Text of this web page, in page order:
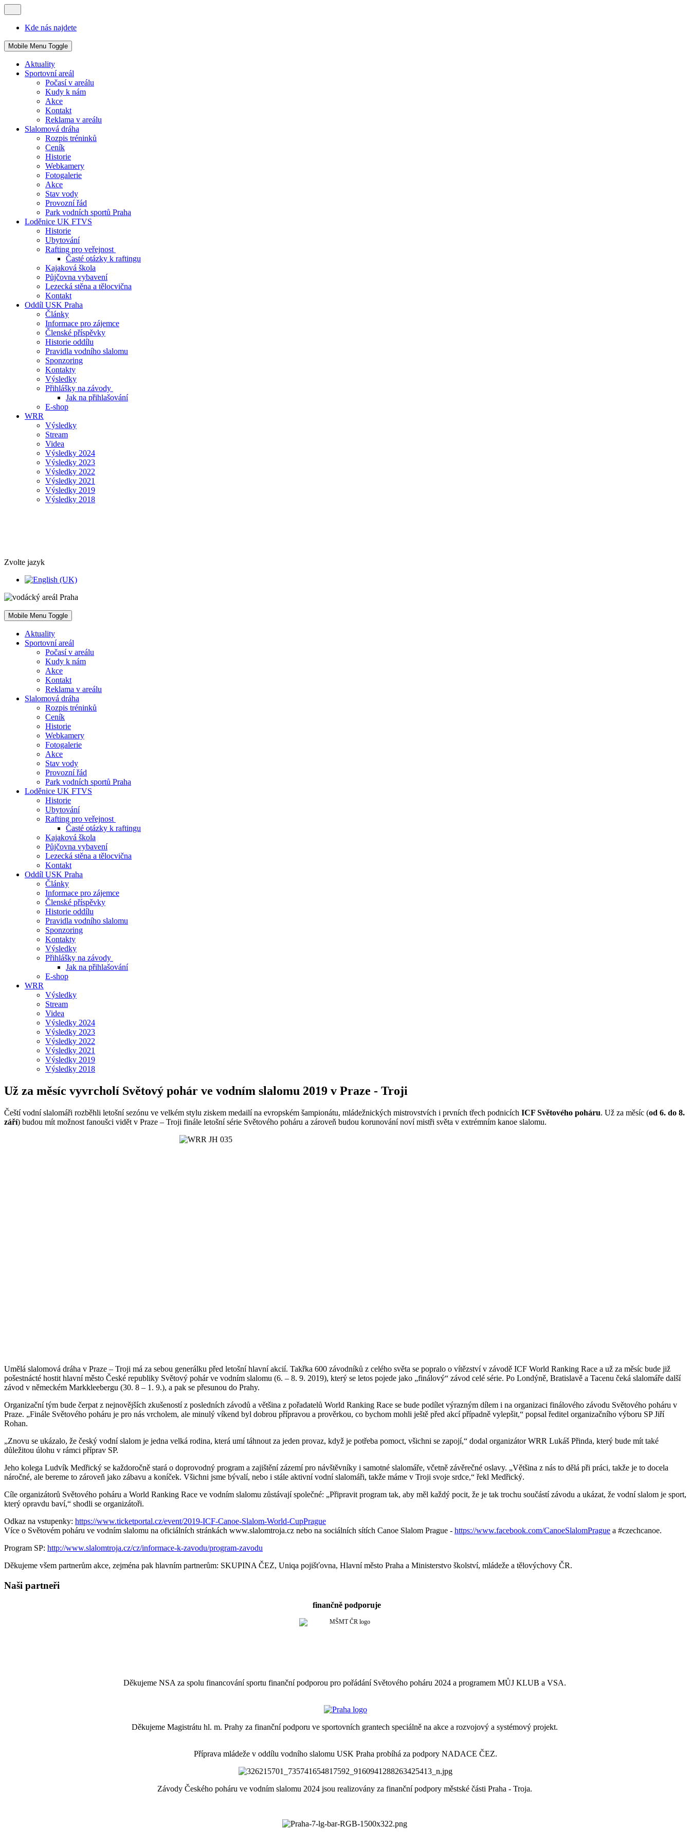
Kde nás najdete
Mobile Menu Toggle
Aktuality
Sportovní areál
Počasí v areálu
Kudy k nám
Akce
Kontakt
Reklama v areálu
Slalomová dráha
Rozpis tréninků
Ceník
Historie
Webkamery
Fotogalerie
Akce
Stav vody
Provozní řád
Park vodních sportů Praha
Loděnice UK FTVS
Historie
Ubytování
Rafting pro veřejnost
Časté otázky k raftingu
Kajaková škola
Půjčovna vybavení
Lezecká stěna a tělocvična
Kontakt
Oddíl USK Praha
Články
Informace pro zájemce
Členské příspěvky
Historie oddílu
Pravidla vodního slalomu
Sponzoring
Kontakty
Výsledky
Přihlášky na závody
Jak na přihlašování
E-shop
WRR
Výsledky
Stream
Videa
Výsledky 2024
Výsledky 2023
Výsledky 2022
Výsledky 2021
Výsledky 2019
Výsledky 2018
Zvolte jazyk
Mobile Menu Toggle
Aktuality
Sportovní areál
Počasí v areálu
Kudy k nám
Akce
Kontakt
Reklama v areálu
Slalomová dráha
Rozpis tréninků
Ceník
Historie
Webkamery
Fotogalerie
Akce
Stav vody
Provozní řád
Park vodních sportů Praha
Loděnice UK FTVS
Historie
Ubytování
Rafting pro veřejnost
Časté otázky k raftingu
Kajaková škola
Půjčovna vybavení
Lezecká stěna a tělocvična
Kontakt
Oddíl USK Praha
Články
Informace pro zájemce
Členské příspěvky
Historie oddílu
Pravidla vodního slalomu
Sponzoring
Kontakty
Výsledky
Přihlášky na závody
Jak na přihlašování
E-shop
WRR
Výsledky
Stream
Videa
Výsledky 2024
Výsledky 2023
Výsledky 2022
Výsledky 2021
Výsledky 2019
Výsledky 2018
Už za měsíc vyvrcholí Světový pohár ve vodním slalomu 2019 v Praze - Troji
Čeští vodní slalomáři rozběhli letošní sezónu ve velkém stylu ziskem medailí na evropském šampionátu, mládežnických mistrovstvích i prvních třech podnicích ICF Světového poháru. Už za měsíc (od 6. do 8.
září) budou mít možnost fanoušci vidět v Praze – Troji finále letošní série Světového poháru a zároveň budou korunování noví mistři světa v extrémním kanoe slalomu.
Umělá slalomová dráha v Praze – Troji má za sebou generálku před letošní hlavní akcií. Takřka 600 závodníků z celého světa se popralo o vítězství v závodě ICF World Ranking Race a už za měsíc bude již
pošestnácté hostit hlavní město České republiky Světový pohár ve vodním slalomu (6. – 8. 9. 2019), který se letos pojede jako „finálový“ závod celé série. Po Londýně, Bratislavě a Tacenu čeká slalomáře další
závod v německém Markkleebergu (30. 8 – 1. 9.), a pak se přesunou do Prahy.
Organizační tým bude čerpat z nejnovějších zkušeností z posledních závodů a většina z pořadatelů World Ranking Race se bude podílet výrazným dílem i na organizaci finálového závodu Světového poháru v
Praze. „Finále Světového poháru je pro nás vrcholem, ale minulý víkend byl dobrou přípravou a prověrkou, co bychom mohli ještě před akcí případně vylepšit,“ popsal ředitel organizačního výboru SP Jiří
Rohan.
„Znovu se ukázalo, že český vodní slalom je jedna velká rodina, která umí táhnout za jeden provaz, když je potřeba pomoct, všichni se zapojí,“ dodal organizátor WRR Lukáš Přinda, který bude mít také
důležitou úlohu v rámci příprav SP.
Jeho kolega Ludvík Medřický se každoročně stará o doprovodný program a zajištění zázemí pro návštěvníky i samotné slalomáře, včetně závěrečné oslavy. „Většina z nás to dělá při práci, takže je to docela
náročné, ale bereme to zároveň jako zábavu a koníček. Všichni jsme bývalí, nebo i stále aktivní vodní slalomáři, takže máme v Troji svoje srdce,“ řekl Medřický.
Cíle organizátorů Světového poháru a World Ranking Race ve vodním slalomu zůstávají společné: „Připravit program tak, aby měl každý pocit, že je tak trochu součástí závodu a ukázat, že vodní slalom je sport,
který opravdu baví,“ shodli se organizátoři.
Odkaz na vstupenky: https://www.ticketportal.cz/event/2019-ICF-Canoe-Slalom-World-CupPrague
Více o Světovém poháru ve vodním slalomu na oficiálních stránkách www.slalomtroja.cz nebo na sociálních sítích Canoe Slalom Prague - https://www.facebook.com/CanoeSlalomPrague a #czechcanoe.
Program SP: http://www.slalomtroja.cz/cz/informace-k-zavodu/program-zavodu
Děkujeme všem partnerům akce, zejména pak hlavním partnerům: SKUPINA ČEZ, Uniqa pojišťovna, Hlavní město Praha a Ministerstvo školství, mládeže a tělovýchovy ČR.
Naši partneři
finančně podporuje
Děkujeme NSA za spolu financování sportu finanční podporou pro pořádání Světového poháru 2024 a programem MŮJ KLUB a VSA.
Děkujeme Magistrátu hl. m. Prahy za finanční podporu ve sportovních grantech speciálně na akce a rozvojový a systémový projekt.
Příprava mládeže v oddílu vodního slalomu USK Praha probíhá za podpory NADACE ČEZ.
Závody Českého poháru ve vodním slalomu 2024 jsou realizovány za finanční podpory městské části Praha - Troja.